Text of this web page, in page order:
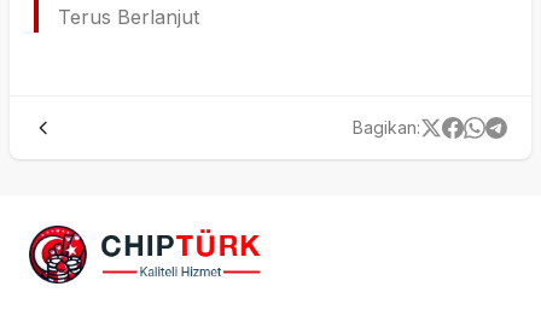
Terus Berlanjut
Bagikan: